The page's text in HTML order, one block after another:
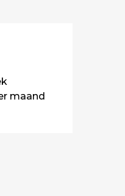
maand